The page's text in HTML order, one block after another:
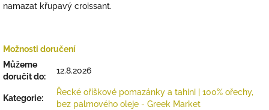
namazat křupavý croissant.
Možnosti doručení
Můžeme
doručit do:
12.8.2026
Kategorie:
Řecké oříškové pomazánky a tahini | 100% ořechy,
bez palmového oleje - Greek Market